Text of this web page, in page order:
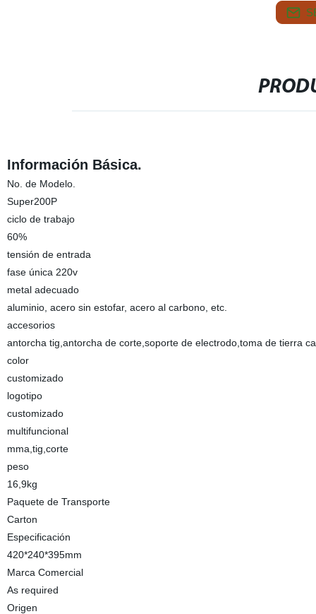
Información Básica.
No. de Modelo.
Super200P
ciclo de trabajo
60%
tensión de entrada
fase única 220v
metal adecuado
aluminio, acero sin estofar, acero al carbono, etc.
accesorios
antorcha tig,antorcha de corte,soporte de electrodo,toma de tierra ca
color
customizado
logotipo
customizado
multifuncional
mma,tig,corte
peso
16,9kg
Paquete de Transporte
Carton
Especificación
420*240*395mm
Marca Comercial
As required
Origen